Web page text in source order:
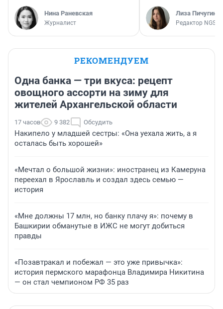
Нина Раневская
Журналист
Лиза Пичугина
Редактор
РЕКОМЕНДУЕМ
Одна банка — три вкуса: рецепт
овощного ассорти на зиму для
жителей Архангельской области
17 часов 9 382 Обсудить
Накипело у младшей сестры: «Она уехала жить, а я
осталась быть хорошей»
«Мечтал о большой жизни»: иностранец из Камеруна
переехал в Ярославль и создал здесь семью —
история
«Мне должны 17 млн, но банку плачу я»: почему в
Башкирии обманутые в ИЖС не могут добиться
правды
«Позавтракал и побежал — это уже привычка»:
история пермского марафонца Владимира Никитина
— он стал чемпионом РФ 35 раз